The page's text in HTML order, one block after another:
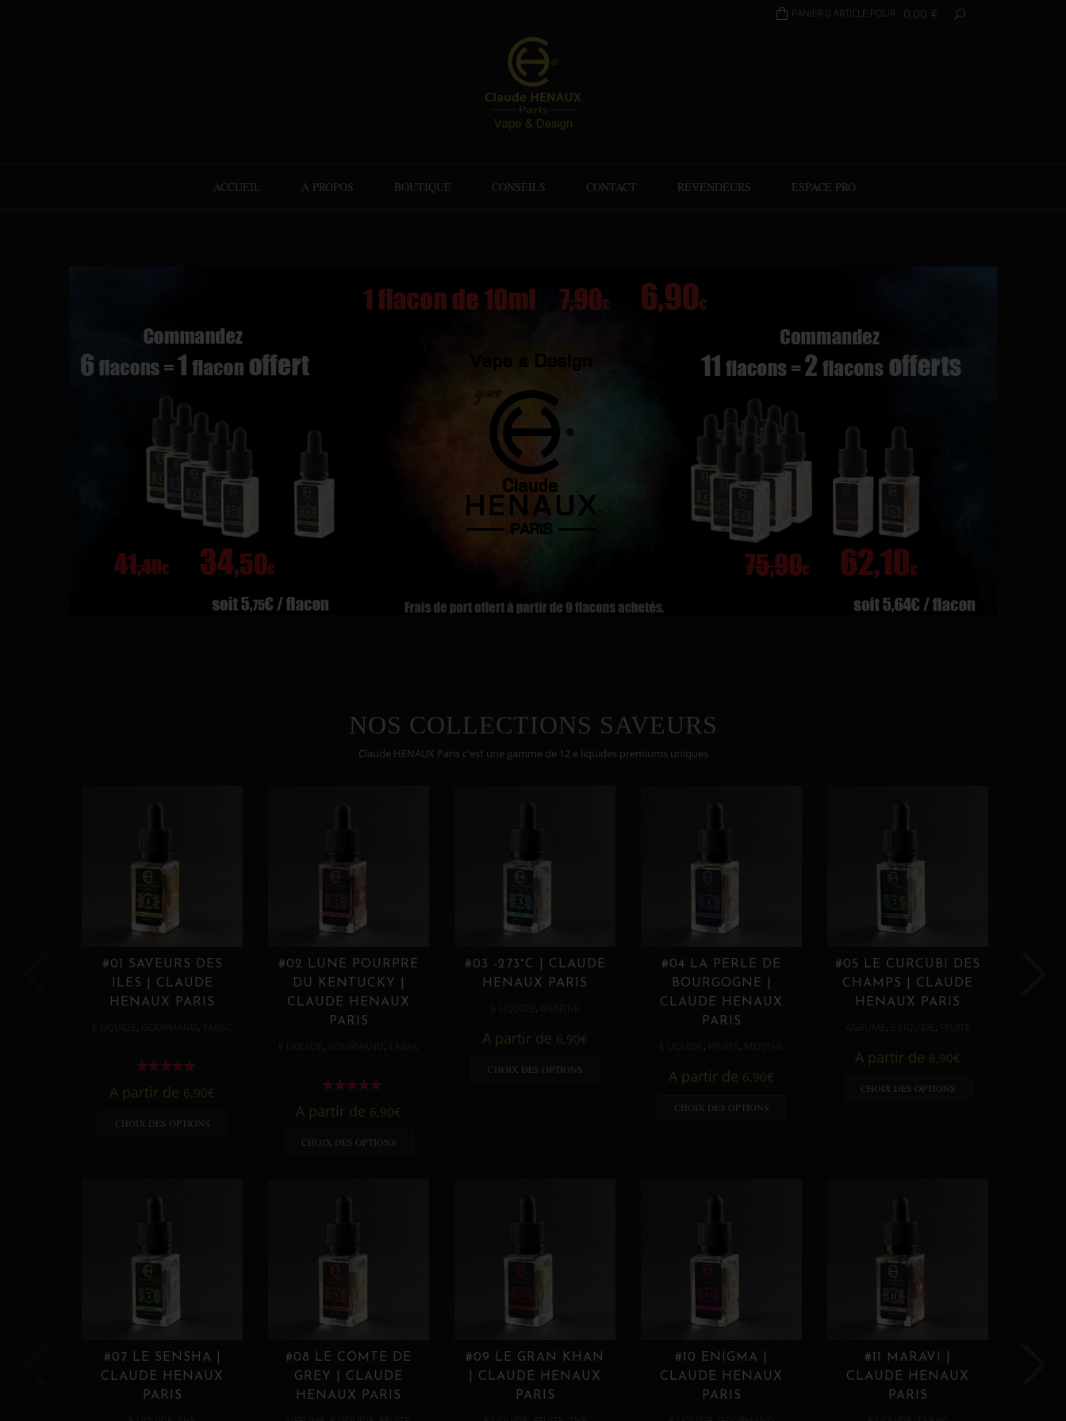
PANIER 0 ARTICLE POUR 0,00 €
ACCUEIL À PROPOS BOUTIQUE CONSEILS CONTACT REVENDEURS ESPACE PRO
NOS COLLECTIONS SAVEURS
Claude HENAUX Paris c'est une gamme de 12 e liquides premiums uniques
#01 SAVEURS DES
ILES | CLAUDE
HENAUX PARIS
, ,
A partir de 6,90€
CHOIX DES OPTIONS
#02 LUNE POURPRE
DU KENTUCKY |
CLAUDE HENAUX
PARIS
, ,
A partir de 6,90€
CHOIX DES OPTIONS
#03 -273°C | CLAUDE
HENAUX PARIS
,
A partir de 6,90€
CHOIX DES OPTIONS
#04 LA PERLE DE
BOURGOGNE |
CLAUDE HENAUX
PARIS
, ,
A partir de 6,90€
CHOIX DES OPTIONS
#05 LE CURCUBI DES
CHAMPS | CLAUDE
HENAUX PARIS
, ,
A partir de 6,90€
CHOIX DES OPTIONS
#07 LE SENSHA |
CLAUDE HENAUX
PARIS
#08 LE COMTE DE
GREY | CLAUDE
HENAUX PARIS
#09 LE GRAN KHAN
| CLAUDE HENAUX
PARIS
#10 ENIGMA |
CLAUDE HENAUX
PARIS
#11 MARAVI |
CLAUDE HENAUX
PARIS